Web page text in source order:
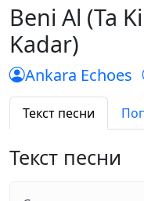
Beni Al (Ta
Kadar)
Ankara Echoes
Текст песни
Текст песни